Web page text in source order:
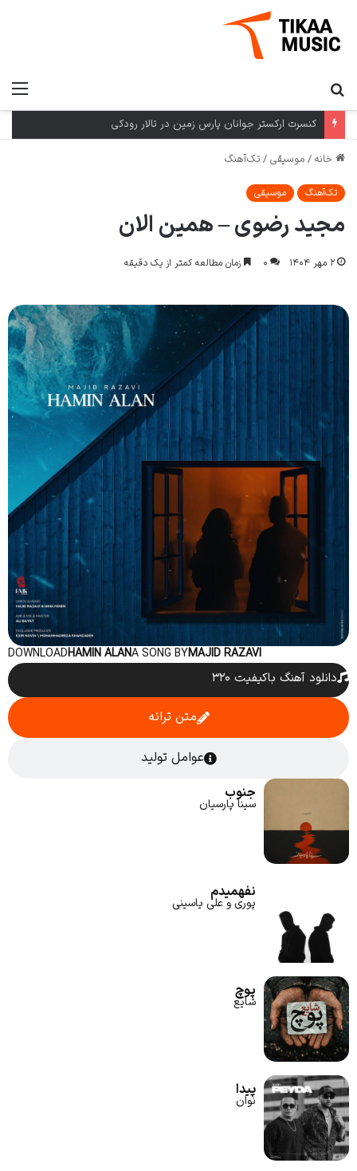
کنسرت ارکستر جوانان پارس زمین در تالار رودکی
خانه / موسیقی / تک‌آهنگ
تک‌آهنگ موسیقی
مجید رضوی – همین الان
۲ مهر ۱۴۰۴ ۰ زمان مطالعه کمتر از یک دقیقه
جنوب
سینا پارسیان
نفهمیدم
پوری و علی یاسینی
پوچ
شایع
پیدا
نوان
MAJID RAZAVI
A SONG BY
HAMIN ALAN
DOWNLOAD
دانلود آهنگ باکیفیت ۳۲۰
متن ترانه
عوامل تولید